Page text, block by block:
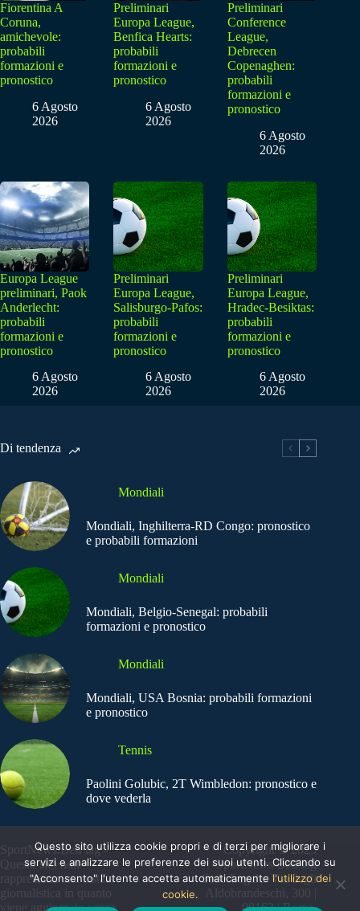
Fiorentina A
Coruna,
amichevole:
probabili
formazioni e
pronostico
6 Agosto
2026
Preliminari
Europa League,
Benfica Hearts:
probabili
formazioni e
pronostico
6 Agosto
2026
Preliminari
Conference
League,
Debrecen
Copenaghen:
probabili
formazioni e
pronostico
6 Agosto
2026
Europa League
preliminari, Paok
Anderlecht:
probabili
formazioni e
pronostico
6 Agosto
2026
Preliminari
Europa League,
Salisburgo-Pafos:
probabili
formazioni e
pronostico
6 Agosto
2026
Preliminari
Europa League,
Hradec-Besiktas:
probabili
formazioni e
pronostico
6 Agosto
2026
Di tendenza
Mondiali
Mondiali, Inghilterra-RD Congo: pronostico
e probabili formazioni
Mondiali
Mondiali, Belgio-Senegal: probabili
formazioni e pronostico
Mondiali
Mondiali, USA Bosnia: probabili formazioni
e pronostico
Tennis
Paolini Golubic, 2T Wimbledon: pronostico e
dove vederla
SportNews.BetFlag -
Questo sito non
rappresenta una testata
giornalistica in quanto
viene aggiornato senza
Copyright © 2025
SportNews BetFlag
Sede Legale: Via degli
Aldobrandeschi, 300 |
00163 | Roma
Questo sito utilizza cookie propri e di terzi per migliorare i
servizi e analizzare le preferenze dei suoi utenti. Cliccando su
"Acconsento" l'utente accetta automaticamente l'utilizzo dei
cookie.